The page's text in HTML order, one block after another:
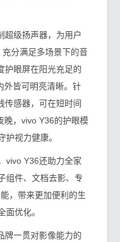
级扬声器，为用户
分满足多场景下的音
护眼屏在阳光充足的
外皆可明亮清晰。针
传感器，可在短时间
晚，vivo Y36的护眼模
护视力健康。
Y36还助力全家
组件、文档去影、专
，带来更加便利的生
面优化。
一贯对影像能力的